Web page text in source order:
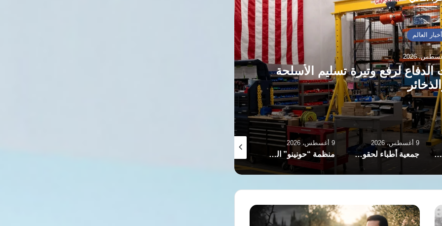
أخبار العالم
لرفع وتيرة تسليم الأسلحة
المرصد التونسي لحقوق الإنسان: عوائق إدارية تحرم الأطفال المهاجرين من مقاعد الدراسة
9 أغسطس، 2026
جمعية أطباء لحقوق الإنسان تكشف انتهاكات مروعة تعرض لها الطبيب حسام أبو صفية
9 أغسطس، 2026
منظمة “حونينو” القانونية الإسرائيلية تكشف شبكة الدعم المالي للمستوطنين في الضفة الغربية
9 أغسطس، 2026
الدكتور
أيمن